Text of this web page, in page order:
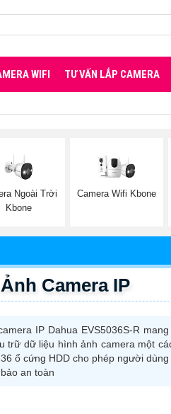
WIFI TƯ VẤN LẮP CAMERA
Ngoài Trời
Kbone
Camera Wifi Kbone
Camera IP
IP Dahua EVS5036S-R
trữ dữ liệu hình ảnh camera một
ổ cứng HDD cho phép người
an toàn